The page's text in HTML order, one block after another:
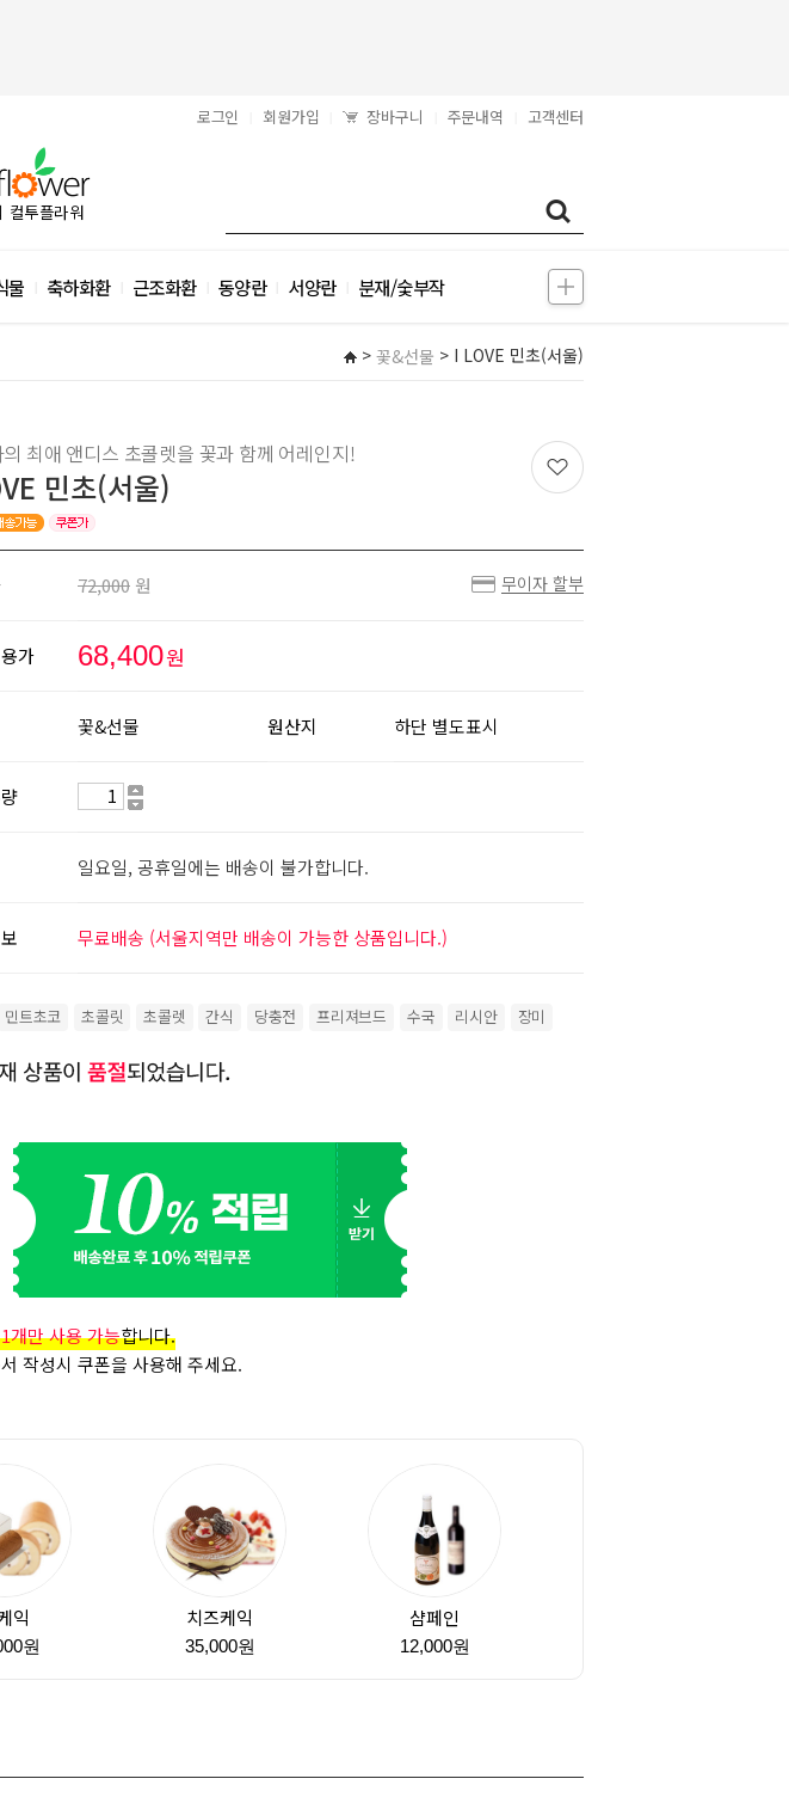
로그인 회원가입 장바구니 주문내역 고객센터
컬투플라워
물 축하화환 근조화환 동양란 서양란 분재/숯부작
> 꽃&선물 > I LOVE 민초(서울)
의 최애 앤디스 초콜렛을 꽃과 함께 어레인지!
민초(서울)
72,000 원 무이자 할부
가 68,400원
꽃&선물 원산지 하단 별도표시
일요일, 공휴일에는 배송이 불가합니다.
무료배송 (서울지역만 배송이 가능한 상품입니다.)
민트초코 초콜릿 초콜렛 간식 당충전 프리져브드 수국 리시안 장미
1개만 사용 가능합니다.
작성시 쿠폰을 사용해 주세요.
익
원
치즈케익
35,000원
샴페인
12,000원